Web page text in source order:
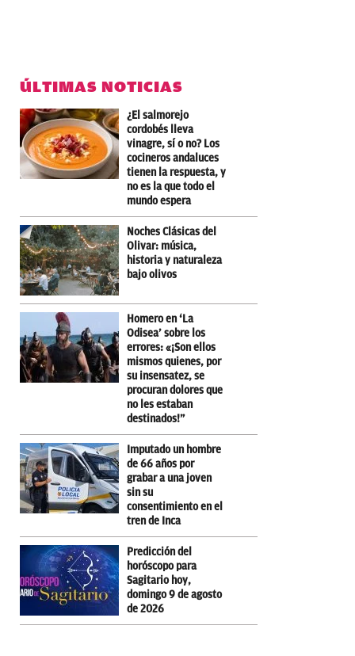
ÚLTIMAS NOTICIAS
¿El salmorejo
cordobés lleva
vinagre, sí o no? Los
cocineros andaluces
tienen la respuesta, y
no es la que todo el
mundo espera
Noches Clásicas del
Olivar: música,
historia y naturaleza
bajo olivos
Homero en ‘La
Odisea’ sobre los
errores: «¡Son ellos
mismos quienes, por
su insensatez, se
procuran dolores que
no les estaban
destinados!”
Imputado un hombre
de 66 años por
grabar a una joven
sin su
consentimiento en el
tren de Inca
Predicción del
horóscopo para
Sagitario hoy,
domingo 9 de agosto
de 2026